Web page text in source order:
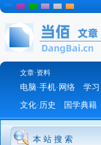
文章·资料
电脑·手机·网络 学习
文化·历史
国学典籍
本 站 搜 索